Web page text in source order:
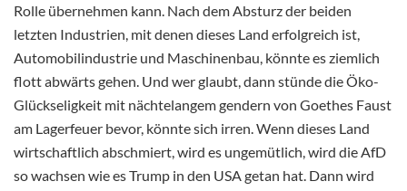
Rolle übernehmen kann. Nach dem Absturz der beiden
letzten Industrien, mit denen dieses Land erfolgreich ist,
Automobilindustrie und Maschinenbau, könnte es ziemlich
flott abwärts gehen. Und wer glaubt, dann stünde die Öko-
Glückseligkeit mit nächtelangem gendern von Goethes Faust
am Lagerfeuer bevor, könnte sich irren. Wenn dieses Land
wirtschaftlich abschmiert, wird es ungemütlich, wird die AfD
so wachsen wie es Trump in den USA getan hat. Dann wird